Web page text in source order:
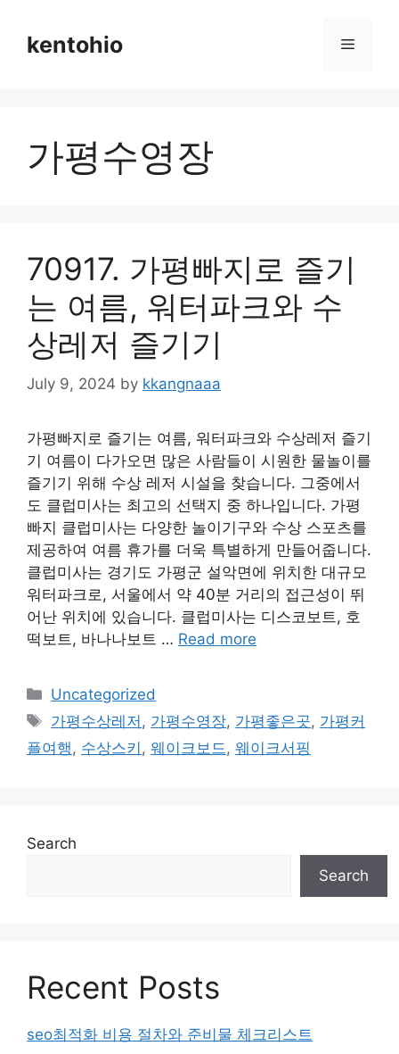
contentkentohio Menu
가평수영장
70917. 가평빠지로 즐기
는 여름, 워터파크와 수
상레저 즐기기
July 9, 2024 by kkangnaaa
가평빠지로 즐기는 여름, 워터파크와 수상레저 즐기
기 여름이 다가오면 많은 사람들이 시원한 물놀이를
즐기기 위해 수상 레저 시설을 찾습니다. 그중에서
도 클럽미사는 최고의 선택지 중 하나입니다. 가평
빠지 클럽미사는 다양한 놀이기구와 수상 스포츠를
제공하여 여름 휴가를 더욱 특별하게 만들어줍니다.
클럽미사는 경기도 가평군 설악면에 위치한 대규모
워터파크로, 서울에서 약 40분 거리의 접근성이 뛰
어난 위치에 있습니다. 클럽미사는 디스코보트, 호
떡보트, 바나나보트 … Read more
Categories
Uncategorized
Tags
가평수상레저 , 가평수영장, 가평좋은곳, 가평커
플여행 , 수상스키 , 웨이크보드 , 웨이크서핑
Search
Search
Recent Posts
seo최적화 비용 절차와 준비물 체크리스트